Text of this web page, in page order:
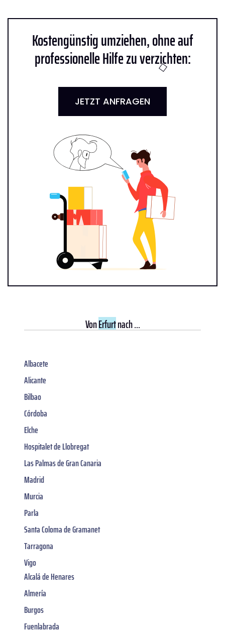
Kostengünstig umziehen, ohne auf
professionelle Hilfe zu verzichten:
JETZT ANFRAGEN
VonErfurtnach ...
Albacete
Alicante
Bilbao
Córdoba
Elche
Hospitalet de Llobregat
Las Palmas de Gran Canaria
Madrid
Murcia
Parla
Santa Coloma de Gramanet
Tarragona
Vigo
Alcalá de Henares
Almería
Burgos
Fuenlabrada